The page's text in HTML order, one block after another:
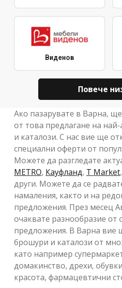
Виденов
Повече
Ако пазарувате в Варна,
от това предлагане на
и каталози. С нас вие ще
специални оферти от
Можете да разгледате
METRO, Кауфланд, T Market,
други. Можете да се
намаления, както и на
предложения. През месец
очаквате разнообразие от
предложения. В Варна вие
брошури и каталози от
като например
домакинство, дрехи,
красота, фармацевтични